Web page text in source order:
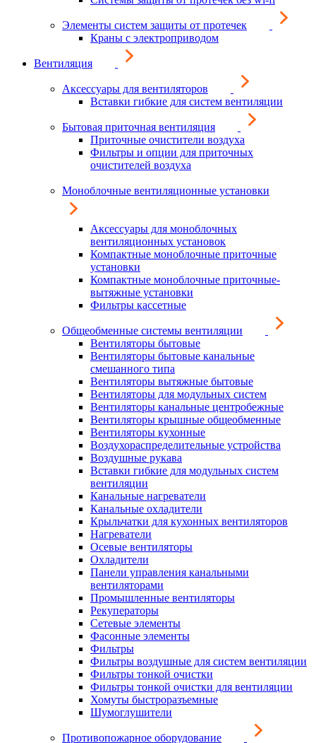
Элементы систем защиты от протечек
Краны с электроприводом
Вентиляция
Аксессуары для вентиляторов
Вставки гибкие для систем вентиляции
Бытовая приточная вентиляция
Приточные очистители воздуха
Фильтры и опции для приточных
очистителей воздуха
Моноблочные вентиляционные установки
Аксессуары для моноблочных
вентиляционных установок
Компактные моноблочные приточные
установки
Компактные моноблочные приточные-
вытяжные установки
Фильтры кассетные
Общеобменные системы вентиляции
Вентиляторы бытовые
Вентиляторы бытовые канальные
смешанного типа
Вентиляторы вытяжные бытовые
Вентиляторы для модульных систем
Вентиляторы канальные центробежные
Вентиляторы крышные общеобменные
Вентиляторы кухонные
Воздухораспределительные устройства
Воздушные рукава
Вставки гибкие для модульных систем
вентиляции
Канальные нагреватели
Канальные охладители
Крыльчатки для кухонных вентиляторов
Нагреватели
Осевые вентиляторы
Охладители
Панели управления канальными
вентиляторами
Промышленные вентиляторы
Рекуператоры
Сетевые элементы
Фасонные элементы
Фильтры
Фильтры воздушные для систем вентиляции
Фильтры тонкой очистки
Фильтры тонкой очистки для вентиляции
Хомуты быстроразъемные
Шумоглушители
Противопожарное оборудование